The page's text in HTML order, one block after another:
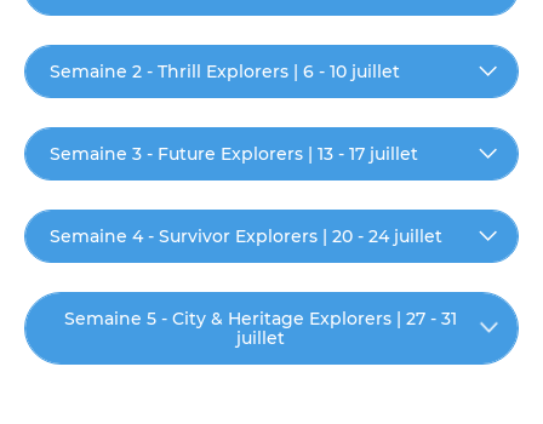
Semaine 2 - Thrill Explorers | 6 - 10 juillet
Semaine 3 - Future Explorers | 13 - 17 juillet
Semaine 4 - Survivor Explorers | 20 - 24 juillet
Semaine 5 - City & Heritage Explorers | 27 - 31
juillet